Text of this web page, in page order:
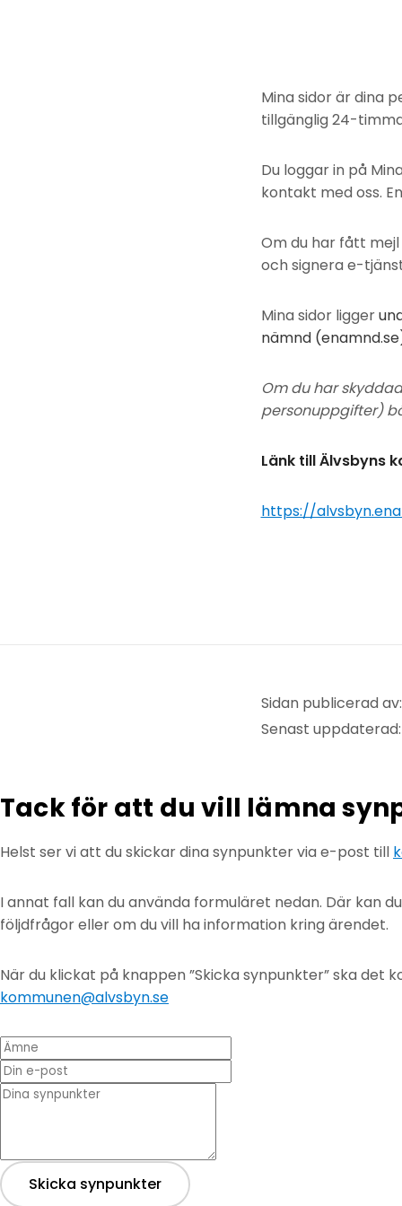
Mina sidor är dina
tillgänglig 24-
Du loggar in på
kontakt med oss.
Om du har fått
och signera e-
Mina sidor ligger
nämnd
Om du har
personuppgifter)
Länk till Älvsbyns
https://
Sidan publicerad
Senast
Tack för att du vill lämna
Helst ser vi att du skickar dina synpunkter via e-post till
I annat fall kan du använda formuläret nedan. Där kan
följdfrågor eller om du vill ha information kring ärendet.
När du klickat på knappen ”Skicka synpunkter” ska
kommunen@alvsbyn.se
Ämne
Din e-post
* Dina synpunkter
Skicka synpunkter